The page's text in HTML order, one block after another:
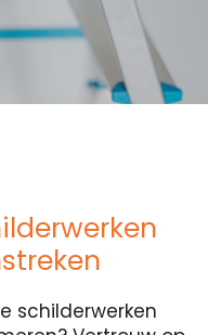
schilderwerken